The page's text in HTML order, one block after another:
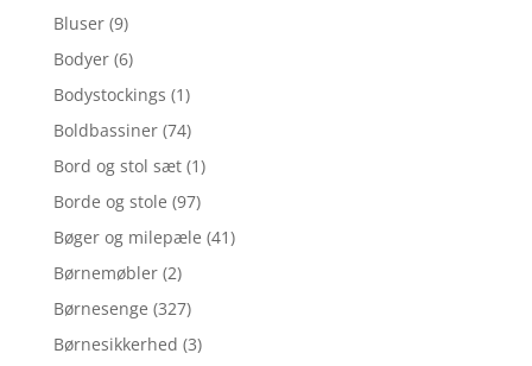
Bluser (9)
Bodyer (6)
Bodystockings (1)
Boldbassiner (74)
Bord og stol sæt (1)
Borde og stole (97)
Bøger og milepæle (41)
Børnemøbler (2)
Børnesenge (327)
Børnesikkerhed (3)